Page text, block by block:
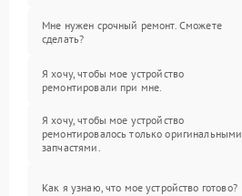
Мне нужен срочный ремонт. Сможете
сделать?
Я хочу, чтобы мое устройство
ремонтировали при мне.
Я хочу, чтобы мое устройство
ремонтировалось только оригинальными
запчастями.
Как я узнаю, что мое устройство готово?